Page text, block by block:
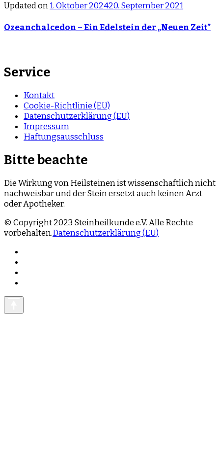
Updated on1. Oktober 202420. September 2021
Ozeanchalcedon – Ein Edelstein der „Neuen Zeit”
Service
Kontakt
Cookie-Richtlinie (EU)
Datenschutzerklärung (EU)
Impressum
Haftungsausschluss
Bitte beachte
Die Wirkung von Heilsteinen ist wissenschaftlich nicht
nachweisbar und der Stein ersetzt auch keinen Arzt
oder Apotheker.
© Copyright 2023 Steinheilkunde e.V. Alle Rechte
vorbehalten.Datenschutzerklärung (EU)